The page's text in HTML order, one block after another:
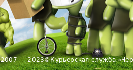
2007 — 2023©Курьерская служба